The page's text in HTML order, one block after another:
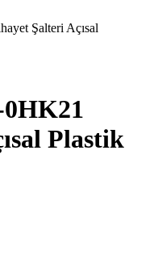
0HK21
Plastik